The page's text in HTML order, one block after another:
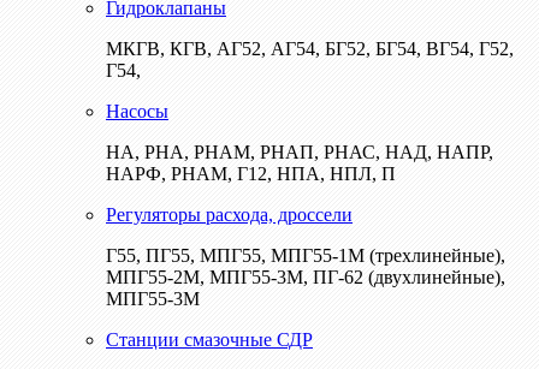
Гидроклапаны
МКГВ, КГВ, АГ52, АГ54, БГ52, БГ54, ВГ54, Г52,
Г54,
Насосы
НА, РНА, РНАМ, РНАП, РНАС, НАД, НАПР,
НАРФ, РНАМ, Г12, НПА, НПЛ, П
Регуляторы расхода, дроссели
Г55, ПГ55, МПГ55, МПГ55-1М (трехлинейные),
МПГ55-2М, МПГ55-3М, ПГ-62 (двухлинейные),
МПГ55-3М
Станции смазочные СДР